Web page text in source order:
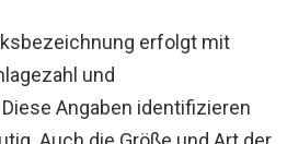
erfolgt mit
und
Angaben identifizieren